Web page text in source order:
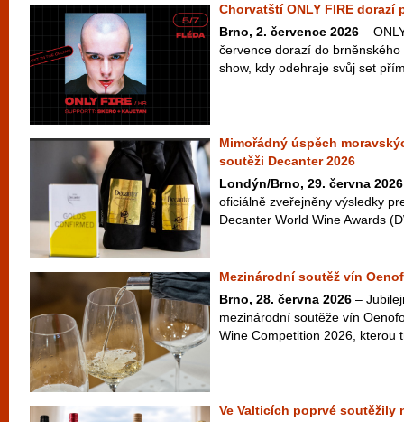
Chorvatští ONLY FIRE dorazí
Brno, 2. července 2026 –
července dorazí do
show, kdy odehraje svůj set
Mimořádný úspěch
soutěži Decanter 2026
Londýn/Brno, 29. června 2026
oficiálně zveřejněny výsledky
Decanter World Wine Awards
Mezinárodní soutěž vín
Brno, 28. června 2026 –
mezinárodní soutěže vín
Wine Competition 2026, kterou
Ve Valticích poprvé soutěžily